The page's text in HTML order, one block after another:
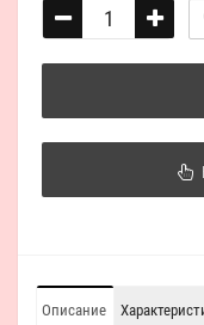
Описание